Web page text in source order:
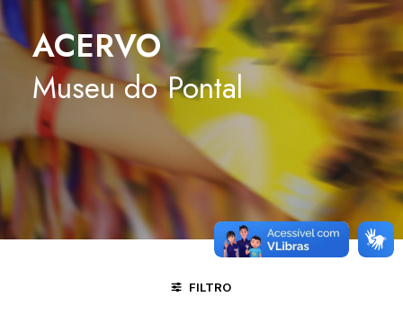
ACERVO
Museu do Pontal
FILTRO